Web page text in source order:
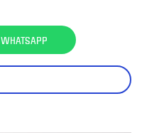
WHATSAPP